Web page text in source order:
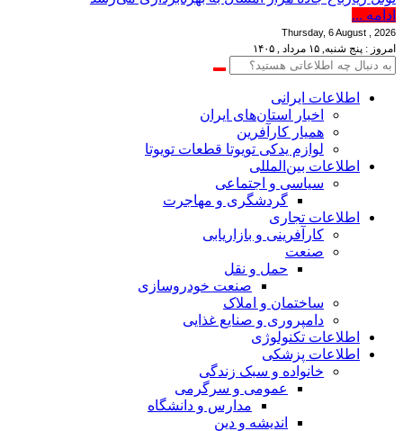
ادامه ...
Thursday, 6 August , 2026
امروز : پنج شنبه, ۱۵ مرداد , ۱۴۰۵
اطلاعات‌ ‎ایرانی
اخبار استان‌های ایران
همیار کارآفرین
لوازم یدکی تویوتا قطعات تویوتا
اطلاعات بین‌المللی
سیاسی و اجتماعی
گردشگری و مهاجرت
اطلاعات تجاری
کارآفرینی و بازاریابی
صنعت
حمل و نقل
صنعت خودروسازی
ساختمان و املاک
دامپروری و صنایع غذایی
اطلاعات تکنولوژی
اطلاعات پزشکی
خانواده و سبک زندگی
عمومی و سرگرمی
مدارس و دانشگاه
اندیشه و دین